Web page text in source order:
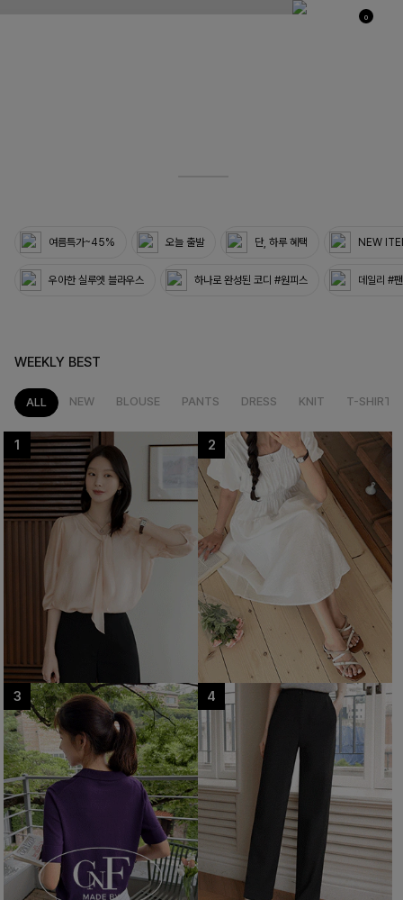
0
여름특가~45% 오늘 출발 단, 하루 혜택 NEW
우아한 실루엣 블라우스 하나로 완성된 코디 #원피스 데일리 #
WEEKLY BEST
ALL NEW BLOUSE PANTS DRESS KNIT T-SHIRT